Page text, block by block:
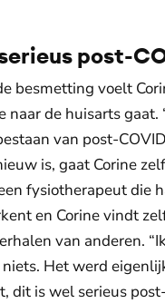
post-
besmetting voelt
naar de huisarts gaat.
van post-
is, gaat Corine
fysiotherapeut die
en Corine vindt
van anderen.
Het werd
dit is wel serieus